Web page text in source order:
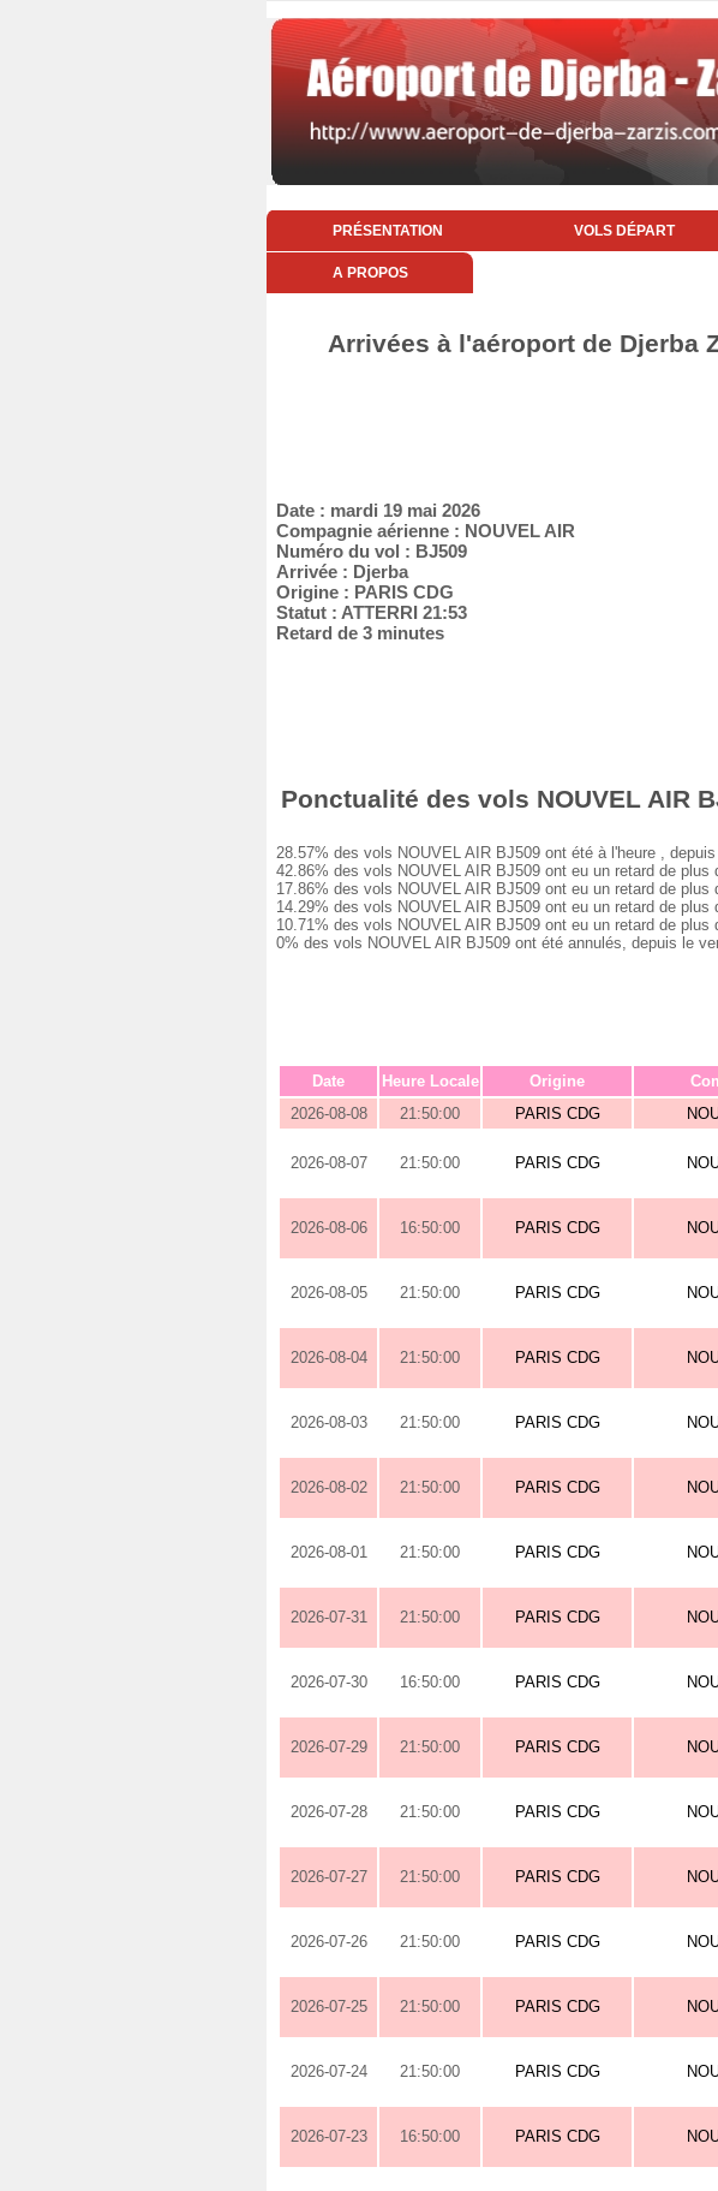
PRÉSENTATION VOLS DÉPART
A PROPOS
Arrivées à l'aéroport de Djerba
Date : mardi 19 mai 2026
Compagnie aérienne : NOUVEL AIR
Numéro du vol : BJ509
Arrivée : Djerba
Origine : PARIS CDG
Statut : ATTERRI 21:53
Retard de 3 minutes
Ponctualité des vols NOUVEL AIR
28.57% des vols NOUVEL AIR BJ509 ont été à l'heure ,
42.86% des vols NOUVEL AIR BJ509 ont eu un retard de
17.86% des vols NOUVEL AIR BJ509 ont eu un retard de
14.29% des vols NOUVEL AIR BJ509 ont eu un retard de
10.71% des vols NOUVEL AIR BJ509 ont eu un retard de
0% des vols NOUVEL AIR BJ509 ont été annulés, depuis le
Date Heure Locale Origine
2026-08-08
21:50:00 PARIS CDG
2026-08-07 21:50:00 PARIS CDG
2026-08-06 16:50:00 PARIS CDG
2026-08-05 21:50:00 PARIS CDG
2026-08-04 21:50:00 PARIS CDG
2026-08-03 21:50:00 PARIS CDG
2026-08-02 21:50:00 PARIS CDG
2026-08-01 21:50:00 PARIS CDG
2026-07-31 21:50:00 PARIS CDG
2026-07-30 16:50:00 PARIS CDG
2026-07-29 21:50:00 PARIS CDG
2026-07-28 21:50:00 PARIS CDG
2026-07-27 21:50:00 PARIS CDG
2026-07-26 21:50:00 PARIS CDG
2026-07-25 21:50:00 PARIS CDG
2026-07-24 21:50:00 PARIS CDG
2026-07-23 16:50:00 PARIS CDG